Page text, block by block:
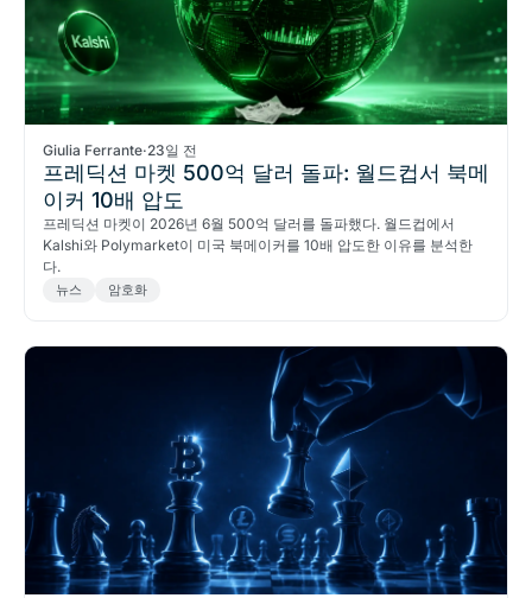
Giulia Ferrante·23일 전
프레딕션 마켓 500억 달러 돌파: 월드컵서 북메
이커 10배 압도
프레딕션 마켓이 2026년 6월 500억 달러를 돌파했다. 월드컵에서
Kalshi와 Polymarket이 미국 북메이커를 10배 압도한 이유를 분석한
다.
뉴스 암호화